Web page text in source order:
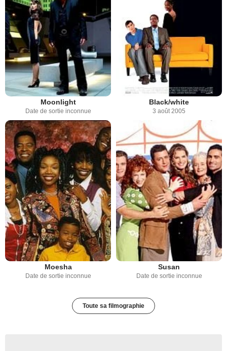
Moonlight
Date de sortie inconnue
Black/white
3 août 2005
Moesha
Date de sortie inconnue
Susan
Date de sortie inconnue
Toute sa filmographie